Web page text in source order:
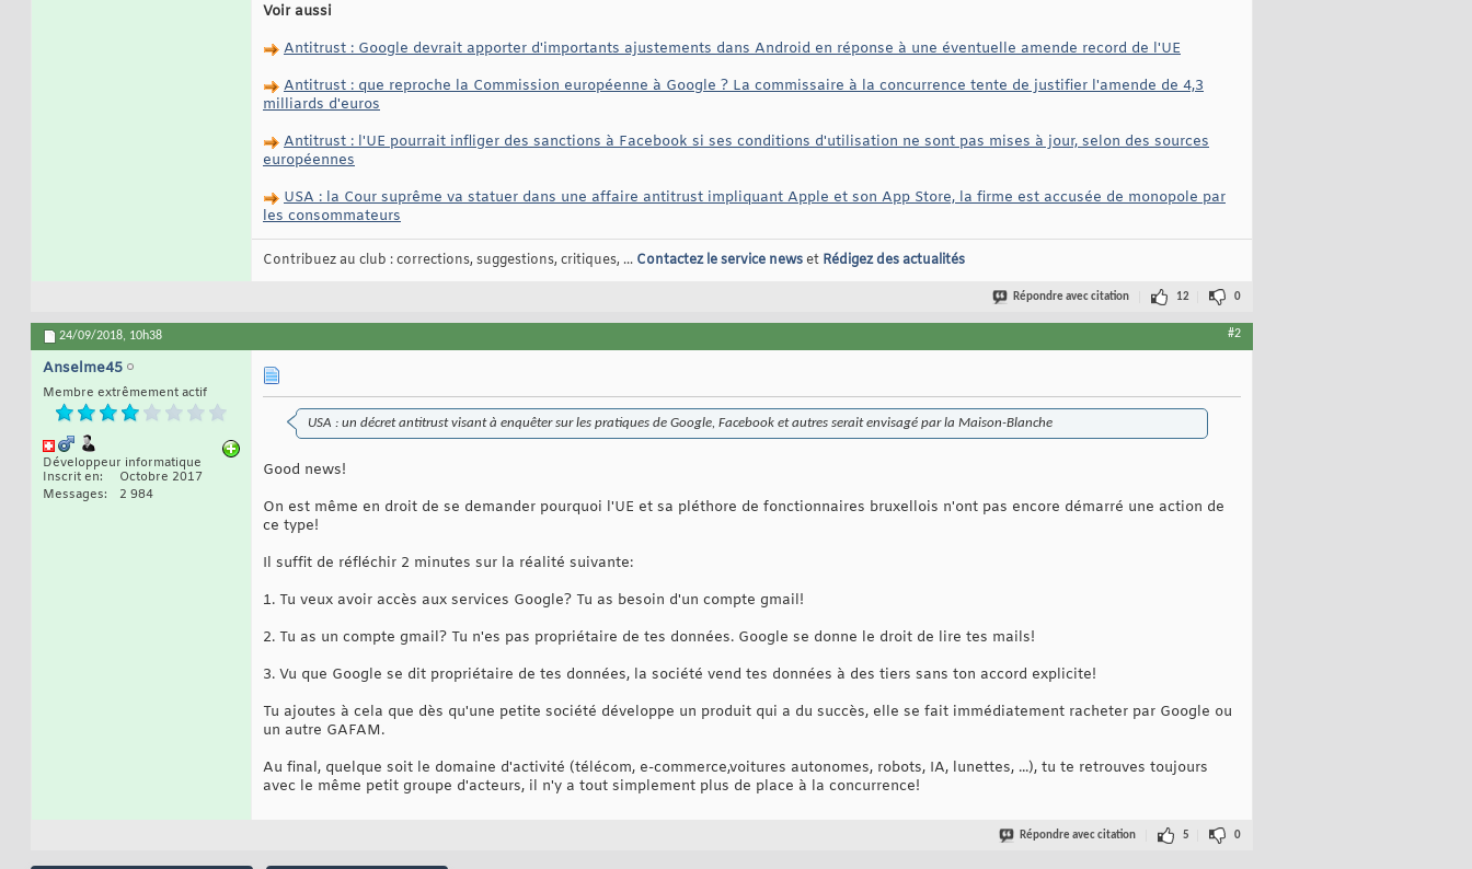
Voir aussi
Antitrust : Google devrait apporter d'importants ajustements dans Android en réponse à une éventuelle amende record de l'UE
Antitrust : que reproche la Commission européenne à Google ? La commissaire à la concurrence tente de justifier l'amende de 4,3
milliards d'euros
Antitrust : l'UE pourrait infliger des sanctions à Facebook si ses conditions d'utilisation ne sont pas mises à jour, selon des sources
européennes
USA : la Cour suprême va statuer dans une affaire antitrust impliquant Apple et son App Store, la firme est accusée de monopole par
les consommateurs
Contribuez au club : corrections, suggestions, critiques, ... Contactez le service newset Rédigez des actualités
Répondre avec citation 12 0
24/09/2018, 10h38 #2
Anselme45
Membre extrêmement actif
Développeur informatique
Inscrit en
Octobre 2017
Messages
2 984
USA : un décret antitrust visant à enquêter sur les pratiques de Google, Facebook et autres serait envisagé par la Maison-Blanche
Good news!
On est même en droit de se demander pourquoi l'UE et sa pléthore de fonctionnaires bruxellois n'ont pas encore démarré une action de
ce type!
Il suffit de réfléchir 2 minutes sur la réalité suivante:
1. Tu veux avoir accès aux services Google? Tu as besoin d'un compte gmail!
2. Tu as un compte gmail? Tu n'es pas propriétaire de tes données. Google se donne le droit de lire tes mails!
3. Vu que Google se dit propriétaire de tes données, la société vend tes données à des tiers sans ton accord explicite!
Tu ajoutes à cela que dès qu'une petite société développe un produit qui a du succès, elle se fait immédiatement racheter par Google ou
un autre GAFAM.
Au final, quelque soit le domaine d'activité (télécom, e-commerce,voitures autonomes, robots, IA, lunettes, ...), tu te retrouves toujours
avec le même petit groupe d'acteurs, il n'y a tout simplement plus de place à la concurrence!
Répondre avec citation 5 0